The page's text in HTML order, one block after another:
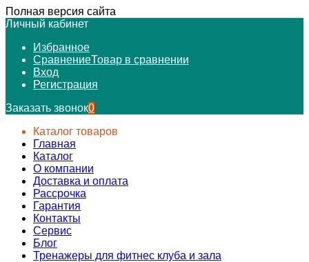
Полная версия сайта
Личный кабинет
Избранное
СравнениеТовар в сравнении
Вход
Регистрация
Заказать звонок0
Каталог товаров
Главная
Каталог
О компании
Доставка и оплата
Рассрочка
Гарантия
Контакты
Сервис
Блог
Тренажеры для фитнес клуба и зала